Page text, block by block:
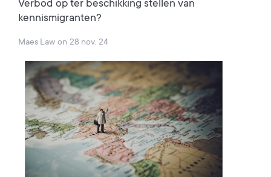
Verbod op ter beschikking stellen van
kennismigranten?
Maes Law on 28 nov. 24